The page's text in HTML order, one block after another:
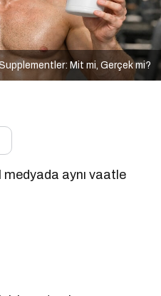
Supplementler: Mit mi, Gerçek mi?
aynı vaatle